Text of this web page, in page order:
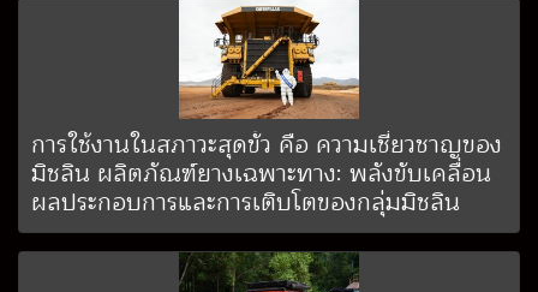
การใช้งานในสภาวะสุดขั้ว คือ ความเชี่ยวชาญของ
มิชลิน ผลิตภัณฑ์ยางเฉพาะทาง: พลังขับเคลื่อน
ผลประกอบการและการเติบโตของกลุ่มมิชลิน